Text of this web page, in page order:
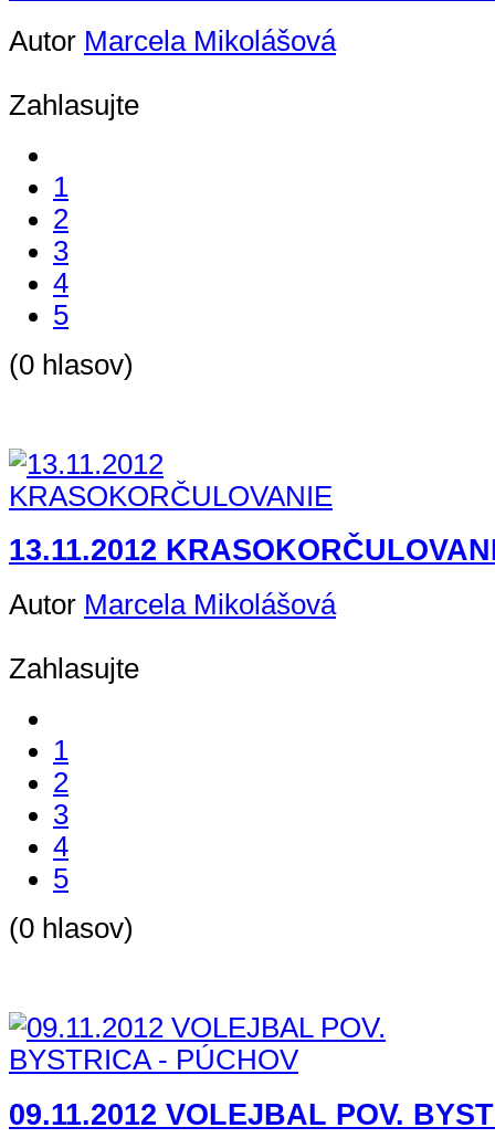
Autor Marcela Mikolášová
Zahlasujte
1
2
3
4
5
(0 hlasov)
13.11.2012
Autor Marcela Mikolášová
Zahlasujte
1
2
3
4
5
(0 hlasov)
09.11.2012 VOLEJBAL POV.